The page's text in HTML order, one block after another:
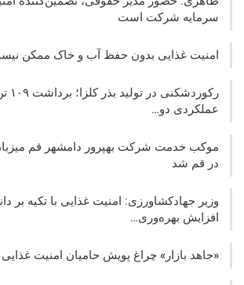
سرمایه شرکت‌ است
امنیت غذایی بدون حفظ آب و خاک ممکن
عملکردی دو…
موکب خدمت شرکت بهپرور دامشهر قم
در قم شد
وزیر جهادکشاورزی: امنیت غذایی با تکیه بر
افزایش بهره‌وری…
«جاهد بازار» چراغ پویش حامیان امنیت